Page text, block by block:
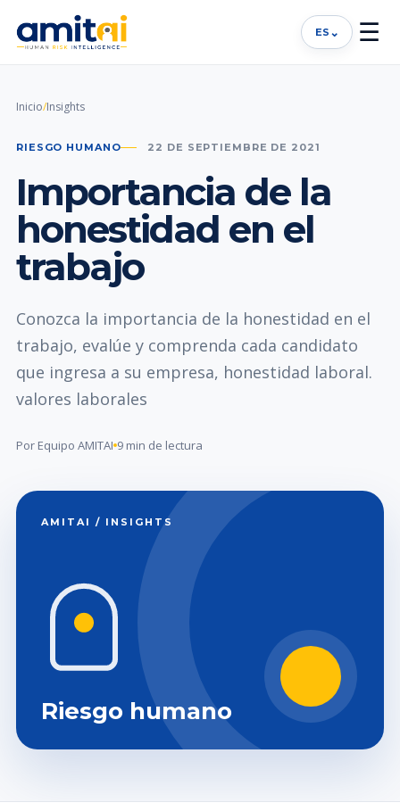
ES ⌄ ☰
Inicio/Insights
RIESGO HUMANO 22 DE SEPTIEMBRE DE 2021
Importancia de la
honestidad en el
trabajo
Conozca la importancia de la honestidad en el
trabajo, evalúe y comprenda cada candidato
que ingresa a su empresa, honestidad laboral.
valores laborales
Por Equipo AMITAI 9 min de lectura
AMITAI / INSIGHTS
Riesgo humano